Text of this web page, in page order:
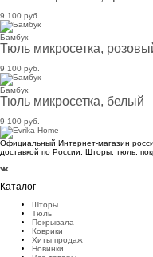
9 100 руб.
Бамбук
Тюль микросетка,
9 100 руб.
Бамбук
Тюль микросетка, белый
9 100 руб.
Официальный Интернет-магазин
доставкой по России. Шторы, тюль,
Каталог
Шторы
Тюль
Покрывала
Коврики
Хиты продаж
Новинки